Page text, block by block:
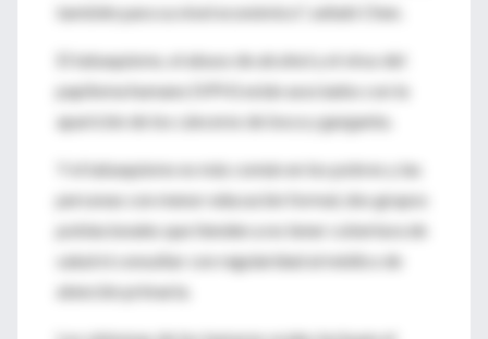
también para su nivel económico", señaló Chen.
El tabaquismo, el abuso de alcohol y el virus del
papiloma humano (VPH) están asociados con la
aparición de los cánceres de boca y garganta.
Y el tabaquismo es más común en los pobres y las
personas con menor educación formal, dos grupos
poblacionales que tienden a no tener cobertura de
salud ni consultar con regularidad al médico de
atención primaria.